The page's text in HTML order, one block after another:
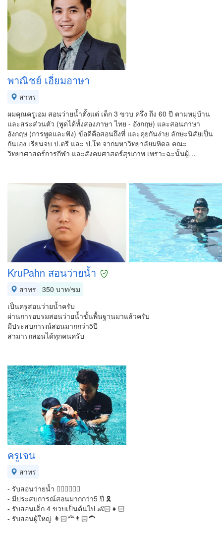
พาณิชย์ เอี่ยมอาษา
สาทร
ผมคุณครูเอม สอนว่ายน้ำตั้งแต่ เด็ก 3 ขวบ ครึ่ง ถึง 60 ปี ตามหมู่บ้าน
และสระส่วนตัว (พูดได้ทั้งสองภาษา ไทย - อังกฤษ) และสอนภาษา
อังกฤษ (การพูดและฟัง) ข้อดีคือสอนถึงที่ และคุยกันง่าย ลักษะนิสัยเป็น
กันเอง เรียนจบ ป.ตรี และ ป.โท จากมหาวิทยาลัยมหิดล คณะ
วิทยาศาสตร์การกีฬา และสังคมศาสตร์สุขภาพ เพราะฉะนั้นผู้…
KruPahn สอนว่ายน้ำ
สาทร
350 บาท/ชม
เป็นครูสอนว่ายน้ำครับ
ผ่านการอบรมสอนว่ายน้ำขั้นพื้นฐานมาแล้วครับ
มีประสบการณ์สอนมากกว่า5ปี
สามารถสอนได้ทุกคนครับ
ครูเจน
สาทร
- รับสอนว่ายน้ำ 🏊🏻‍♂️🏊🏻‍♀️
- มีประสบการณ์สอนมากกว่า5 ปี 🎗
- รับสอนเด็ก 4 ขวบเป็นต้นไป 👶🏻👧🏻
- รับสอนผู้ใหญ่ 👩🏻‍🦰👨🏻‍🦱